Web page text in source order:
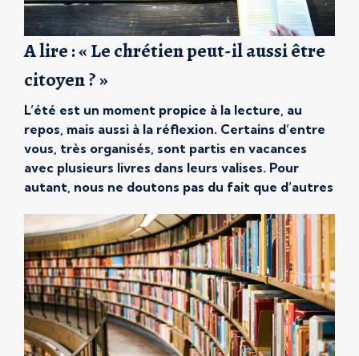
A lire : « Le chrétien peut-il aussi être
citoyen ? »
L’été est un moment propice à la lecture, au
repos, mais aussi à la réflexion. Certains d’entre
vous, très organisés, sont partis en vacances
avec plusieurs livres dans leurs valises. Pour
autant, nous ne doutons pas du fait que d’autres
un conseil de lecture de dernière […]